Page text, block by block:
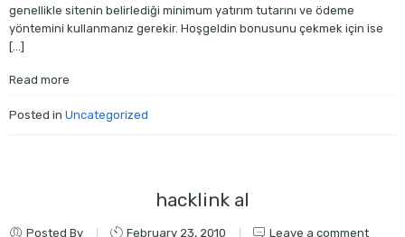
genellikle sitenin belirlediği minimum yatırım tutarını ve ödeme
yöntemini kullanmanız gerekir. Hoşgeldin bonusunu çekmek için ise
[…]
Read more
Posted in Uncategorized
hacklink al
Posted By February 23, 2010
Leave a comment